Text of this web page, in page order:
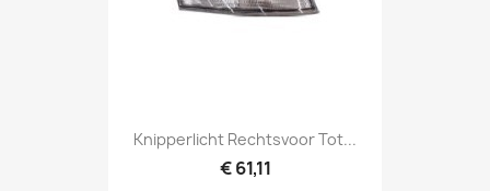
Knipperlicht Rechtsvoor Tot...
€ 61,11